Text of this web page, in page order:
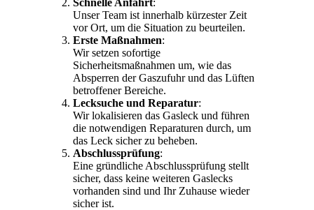
Schnelle Anfahrt:
Unser Team ist innerhalb kürzester Zeit
vor Ort, um die Situation zu beurteilen.
Erste Maßnahmen:
Wir setzen sofortige
Sicherheitsmaßnahmen um, wie das
Absperren der Gaszufuhr und das Lüften
betroffener Bereiche.
Lecksuche und Reparatur:
Wir lokalisieren das Gasleck und führen
die notwendigen Reparaturen durch, um
das Leck sicher zu beheben.
Abschlussprüfung:
Eine gründliche Abschlussprüfung stellt
sicher, dass keine weiteren Gaslecks
vorhanden sind und Ihr Zuhause wieder
sicher ist.